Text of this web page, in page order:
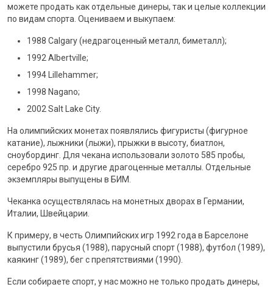
можете продать как отдельные динеры, так и целые коллекции
по видам спорта. Оцениваем и выкупаем:
1988 Calgary (недрагоценный металл, биметалл);
1992 Albertville;
1994 Lillehammer;
1998 Nagano;
2002 Salt Lake City.
На олимпийских монетах появлялись фигуристы (фигурное
катание), лыжники (лыжи), прыжки в высоту, биатлон,
сноубординг. Для чекана использовали золото 585 пробы,
серебро 925 пр. и другие драгоценные металлы. Отдельные
экземпляры выпущены в БИМ.
Чеканка осуществлялась на монетных дворах в Германии,
Италии, Швейцарии.
К примеру, в честь Олимпийских игр 1992 года в Барселоне
выпустили брусья (1988), парусный спорт (1988), футбол (1989),
каякинг (1989), бег с препятствиями (1990).
Если собираете спорт, у нас можно не только продать динеры,